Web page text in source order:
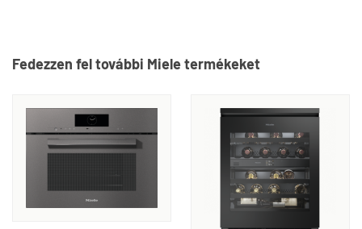
Fedezzen fel további Miele termékeket